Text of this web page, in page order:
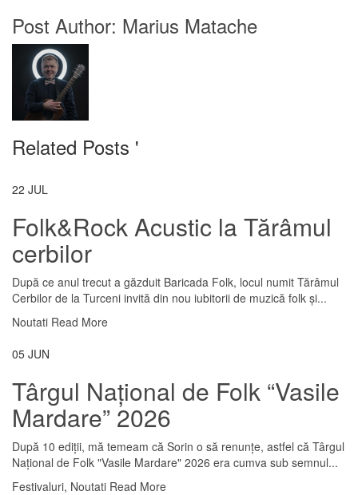
Post Author: Marius Matache
Related Posts '
22 JUL
Folk&Rock Acustic la Tărâmul
cerbilor
După ce anul trecut a găzduit Baricada Folk, locul numit Tărâmul
Cerbilor de la Turceni invită din nou iubitorii de muzică folk și...
Noutati Read More
05 JUN
Târgul Național de Folk “Vasile
Mardare” 2026
După 10 ediții, mă temeam că Sorin o să renunțe, astfel că Târgul
Național de Folk "Vasile Mardare" 2026 era cumva sub semnul...
Festivaluri, Noutati Read More